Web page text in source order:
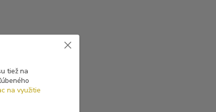
tiež na
na využitie